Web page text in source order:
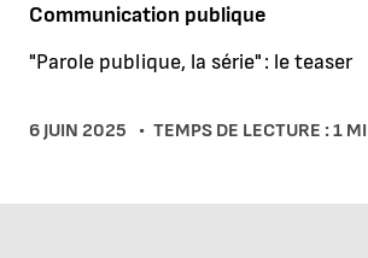
Communication publique
"Parole publique, la série" : le teaser
6 JUIN 2025 TEMPS DE LECTURE : 1